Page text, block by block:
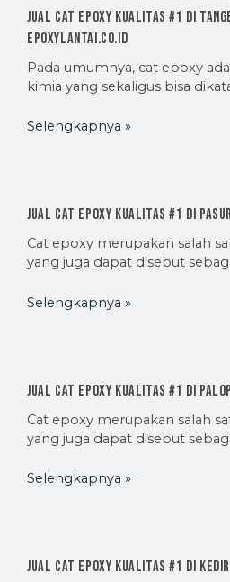
Jual Cat Epoxy Kualitas #1 di
EpoxyLantai.co.id
Pada umumnya, cat epoxy
kimia yang sekaligus bisa
Selengkapnya »
Jual Cat Epoxy Kualitas #1 di
Cat epoxy merupakan salah
yang juga dapat disebut
Selengkapnya »
Jual Cat Epoxy Kualitas #1 di
Cat epoxy merupakan salah
yang juga dapat disebut
Selengkapnya »
Jual Cat Epoxy Kualitas #1 di